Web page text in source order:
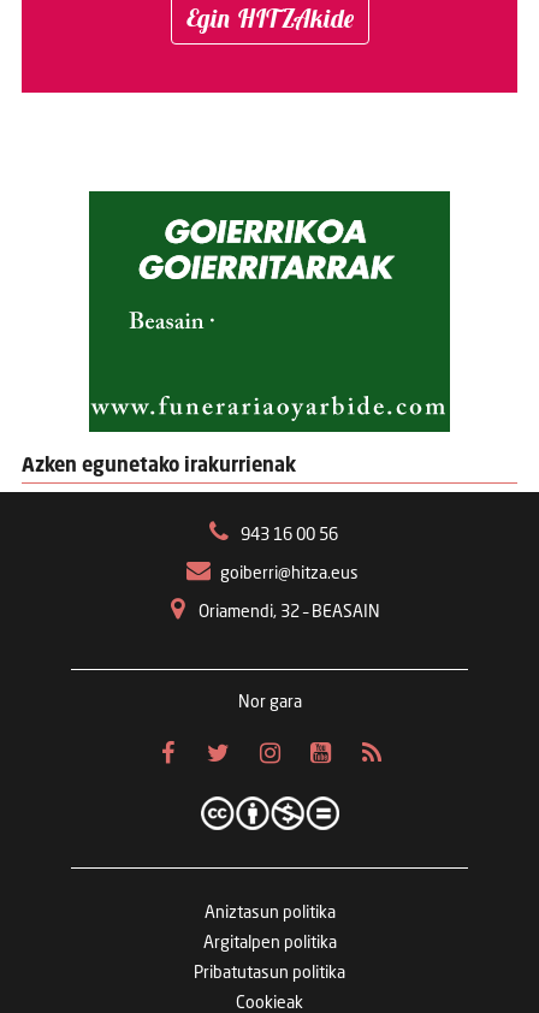
Egin HITZAkide
Azken egunetako irakurrienak
943 16 00 56
goiberri@hitza.eus
Oriamendi, 32 – BEASAIN
Nor gara
Aniztasun politika
Argitalpen politika
Pribatutasun politika
Cookieak